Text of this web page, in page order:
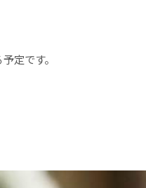
定です。